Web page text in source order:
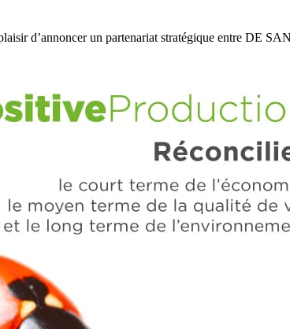
d’annoncer un partenariat stratégique entre DE